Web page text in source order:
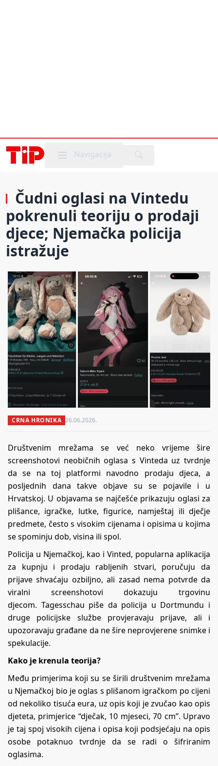
Mobile menu
Navigacija
Čudni oglasi na Vintedu
pokrenuli teoriju o prodaji
djece; Njemačka policija
istražuje
CRNA HRONIKA 26.06.2026.
Društvenim mrežama se već neko vrijeme šire
screenshotovi neobičnih oglasa s Vinteda uz tvrdnje
da se na toj platformi navodno prodaju djeca, a
posljednih dana takve objave su se pojavile i u
Hrvatskoj. U objavama se najčešće prikazuju oglasi za
plišance, igračke, lutke, figurice, namještaj ili dječje
predmete, često s visokim cijenama i opisima u kojima
se spominju dob, visina ili spol.
Policija u Njemačkoj, kao i Vinted, popularna aplikacija
za kupnju i prodaju rabljenih stvari, poručuju da
prijave shvaćaju ozbiljno, ali zasad nema potvrde da
viralni screenshotovi dokazuju trgovinu
djecom. Tagesschau piše da policija u Dortmundu i
druge policijske službe provjeravaju prijave, ali i
upozoravaju građane da ne šire neprovjerene snimke i
spekulacije.
Kako je krenula teorija?
Među primjerima koji su se širili društvenim mrežama
u Njemačkoj bio je oglas s plišanom igračkom po cijeni
od nekoliko tisuća eura, uz opis koji je zvučao kao opis
djeteta, primjerice “dječak, 10 mjeseci, 70 cm”. Upravo
je taj spoj visokih cijena i opisa koji podsjećaju na opis
osobe potaknuo tvrdnje da se radi o šifriranim
oglasima.